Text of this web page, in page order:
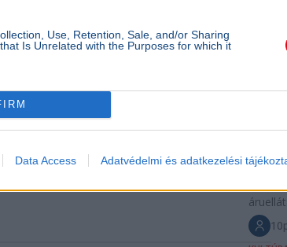
Use, Retention, Sale, and/or Sharing
Is Unrelated with the Purposes for which it
Data Access Adatvédelmi és adatkezelési